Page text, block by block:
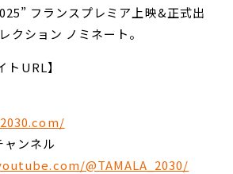
フランスプレミア上映&正式出
クション ノミネート。
トURL】
ンネル
@TAMALA_2030/